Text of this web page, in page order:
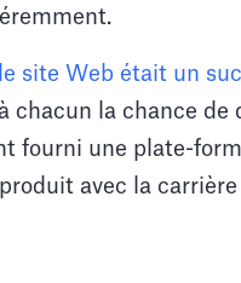
site Web était un
chacun la chance de
fourni une plate-
avec la